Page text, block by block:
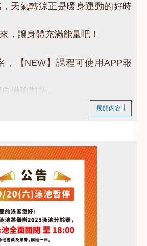
天氣轉涼正是暖身運動的好時
，讓身體充滿能量吧！
【NEW】課程可使用APP報
備瑜珈墊。
服裝，並攜帶毛巾、水。
法開班，將於開課前通知，並
費憑證及發票至本中心辦理退
❤
#115
展開內容